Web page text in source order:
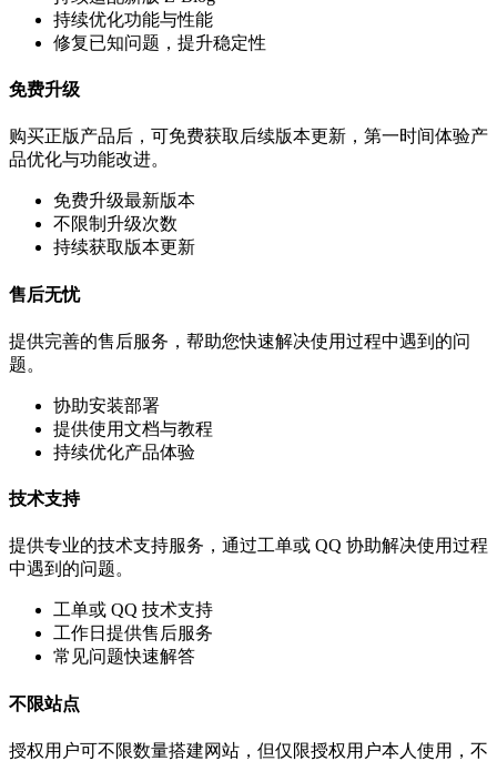
持续优化功能与性能
修复已知问题，提升稳定性
免费升级
购买正版产品后，可免费获取后续版本更新，第一时间体验产
品优化与功能改进。
免费升级最新版本
不限制升级次数
持续获取版本更新
售后无忧
提供完善的售后服务，帮助您快速解决使用过程中遇到的问
题。
协助安装部署
提供使用文档与教程
持续优化产品体验
技术支持
提供专业的技术支持服务，通过工单或 QQ 协助解决使用过程
中遇到的问题。
工单或 QQ 技术支持
工作日提供售后服务
常见问题快速解答
不限站点
授权用户可不限数量搭建网站，但仅限授权用户本人使用，不